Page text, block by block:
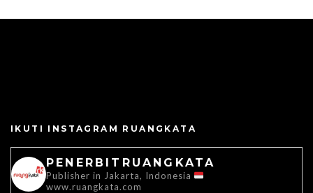
IKUTI INSTAGRAM RUANGKATA
PENERBITRUANGKATA
Publisher in Jakarta, Indonesia
www.ruangkata.com